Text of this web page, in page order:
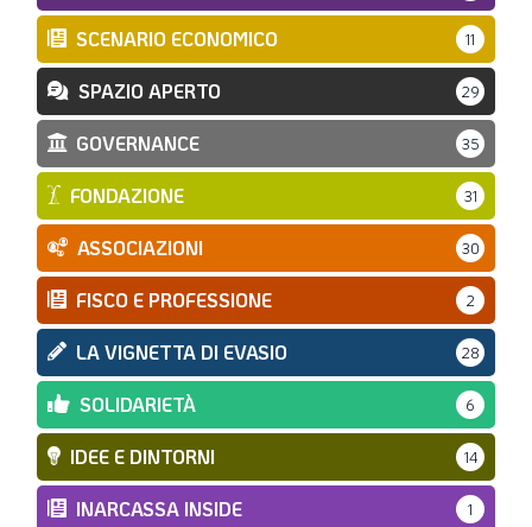
SCENARIO ECONOMICO 11
SPAZIO APERTO 29
GOVERNANCE 35
FONDAZIONE 31
ASSOCIAZIONI 30
FISCO E PROFESSIONE 2
LA VIGNETTA DI EVASIO 28
SOLIDARIETÀ 6
IDEE E DINTORNI 14
INARCASSA INSIDE 1